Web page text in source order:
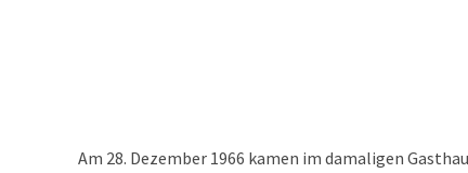
Am 28. Dezember 1966 kamen im damaligen